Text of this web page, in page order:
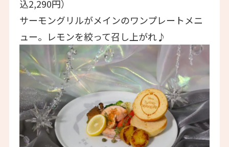
込2,290円）
サーモングリルがメインのワンプレートメニ
ュー。レモンを絞って召し上がれ♪